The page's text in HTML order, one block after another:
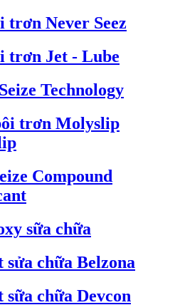
trơn Never Seez
trơn Jet - Lube
Technology
trơn Molyslip
Compound
sữa chữa
chữa Belzona
chữa Devcon